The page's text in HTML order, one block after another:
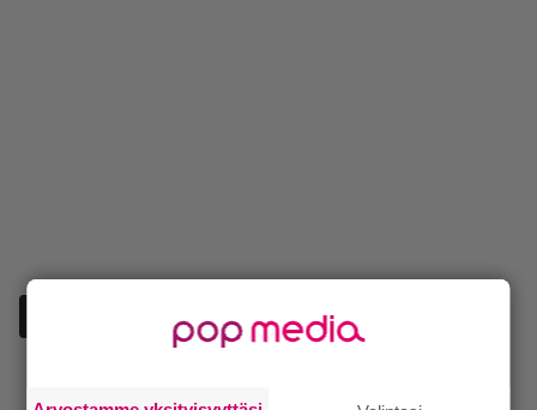
Lisää Episodi Googlen suosituksi lähteeksi